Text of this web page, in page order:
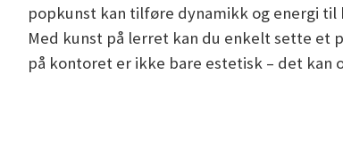
popkunst kan tilføre dynamikk og energi
Med kunst på lerret kan du enkelt sette et
på kontoret er ikke bare estetisk – det kan